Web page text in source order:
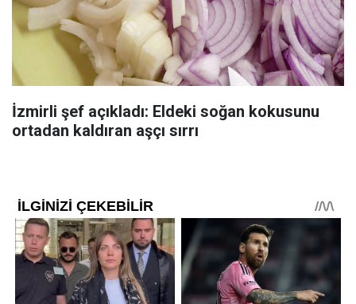
İzmirli şef açıkladı: Eldeki soğan kokusunu
ortadan kaldıran aşçı sırrı